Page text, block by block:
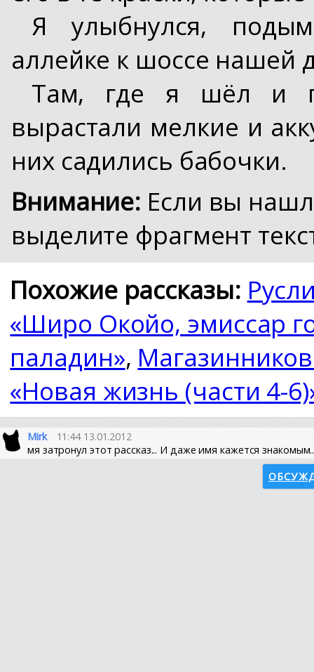
Я улыбнулся,
аллейке к шоссе нашей
Там, где я шёл и
вырастали мелкие и
них садились бабочки.
Внимание: Если вы
выделите фрагмент
Похожие рассказы:
«Широ Окойо, эмиссар
паладин»,
«Новая жизнь (части 4-
Mirk
11:44 13.01.2012
мя затронул этот рассказ... И даже имя кажется